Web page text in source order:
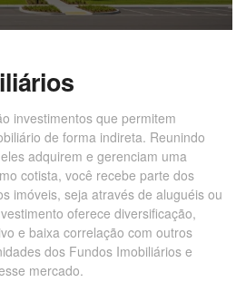
investimentos que permitem
de forma indireta. Reunindo
adquirem e gerenciam uma
cotista, você recebe parte dos
imóveis, seja através de aluguéis ou
oferece diversificação,
e baixa correlação com outros
dos Fundos Imobiliários e
mercado.